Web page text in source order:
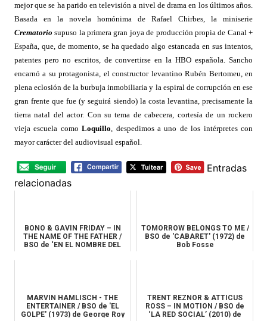
mejor que se ha parido en televisión a nivel de drama en los últimos años.
Basada en la novela homónima de Rafael Chirbes, la miniserie
Crematoriosupuso la primera gran joya de producción propia de Canal +
España, que, de momento, se ha quedado algo estancada en sus intentos,
patentes pero no escritos, de convertirse en la HBO española. Sancho
encarnó a su protagonista, el constructor levantino Rubén Bertomeu, en
plena eclosión de la burbuja inmobiliaria y la espiral de corrupción en ese
gran frente que fue (y seguirá siendo) la costa levantina, precisamente la
tierra natal del actor. Con su tema de cabecera, cortesía de un rockero
vieja escuela comoLoquillo, despedimos a uno de los intérpretes con
mayor carácter del audiovisual español.
Entradas
relacionadas
BONO & GAVIN FRIDAY – IN
THE NAME OF THE FATHER /
BSO de ‘EN EL NOMBRE DEL
TOMORROW BELONGS TO ME /
BSO de 'CABARET' (1972) de
Bob Fosse
MARVIN HAMLISCH - THE
ENTERTAINER / BSO de 'EL
GOLPE' (1973) de George Roy
TRENT REZNOR & ATTICUS
ROSS – IN MOTION / BSO de
‘LA RED SOCIAL’ (2010) de